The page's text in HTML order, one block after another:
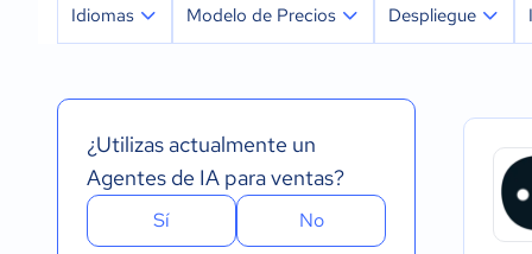
Idiomas Modelo de Precios
Pago anual
Pago de única vez
Despliegue
Instalado - Mac
Instalado - Linux
Dispositivo
Dispositivo
¿Utilizas actualmente un
Agentes de IA para ventas?
Sí No